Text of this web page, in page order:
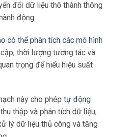
dàng với hệ thống phân tích
đổi dữ liệu thô thành thông
động.
thời lượng tương tác và
trọng để hiểu hiệu suất